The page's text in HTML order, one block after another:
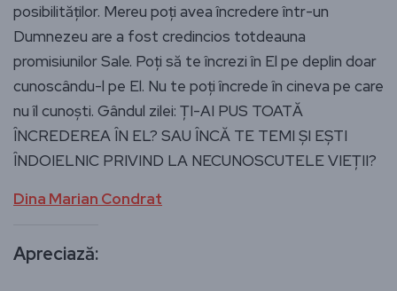
posibilităților. Mereu poți avea încredere într-un
Dumnezeu are a fost credincios totdeauna
promisiunilor Sale. Poți să te încrezi în El pe deplin doar
cunoscându-l pe El. Nu te poți încrede în cineva pe care
nu îl cunoști. Gândul zilei: ȚI-AI PUS TOATĂ
ÎNCREDEREA ÎN EL? SAU ÎNCĂ TE TEMI ȘI EȘTI
ÎNDOIELNIC PRIVIND LA NECUNOSCUTELE VIEȚII?
Dina Marian Condrat
Apreciază: